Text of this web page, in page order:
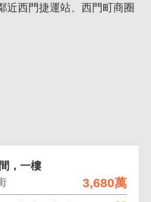
3,680萬
，一樓